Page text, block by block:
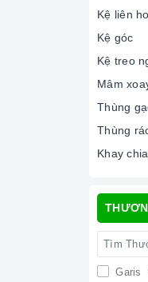
Kệ liên
Kệ góc
Kệ treo
Mâm
Thùng
Thùng
Khay
Garis